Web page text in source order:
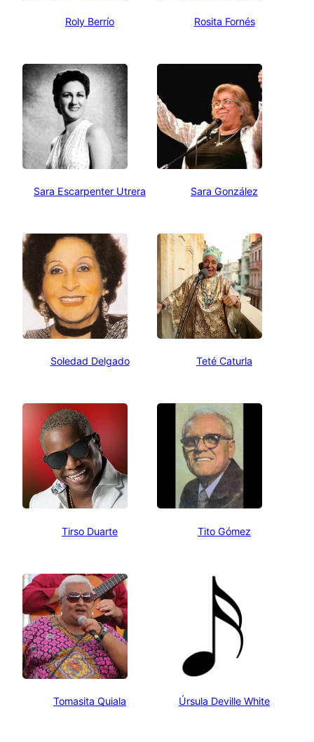
Roly Berrío Rosita Fornés
Sara Escarpenter Utrera Sara González
Soledad Delgado Teté Caturla
Tirso Duarte Tito Gómez
Tomasita Quiala Úrsula Deville White